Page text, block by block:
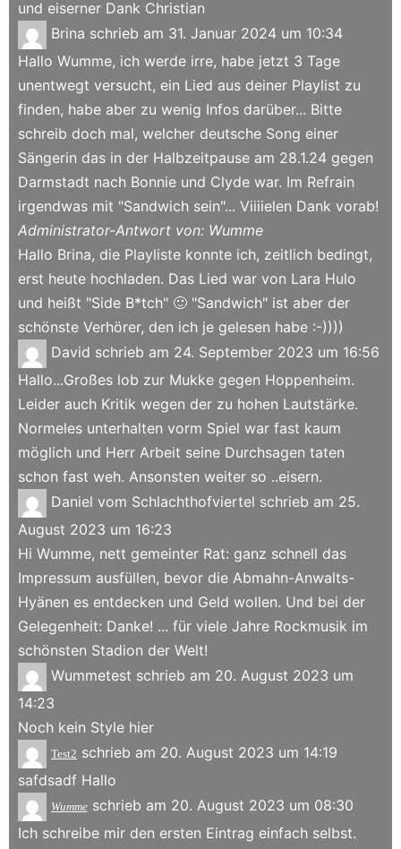
und eiserner Dank Christian
Brina schrieb am 31. Januar 2024 um 10:34
Hallo Wumme, ich werde irre, habe jetzt 3 Tage
unentwegt versucht, ein Lied aus deiner Playlist zu
finden, habe aber zu wenig Infos darüber... Bitte
schreib doch mal, welcher deutsche Song einer
Sängerin das in der Halbzeitpause am 28.1.24 gegen
Darmstadt nach Bonnie und Clyde war. Im Refrain
irgendwas mit "Sandwich sein"... Viiiielen Dank vorab!
Administrator-Antwort von: Wumme
Hallo Brina, die Playliste konnte ich, zeitlich bedingt,
erst heute hochladen. Das Lied war von Lara Hulo
und heißt "Side B*tch" 🙂 "Sandwich" ist aber der
schönste Verhörer, den ich je gelesen habe :-))))
David schrieb am 24. September 2023 um 16:56
Hallo...Großes lob zur Mukke gegen Hoppenheim.
Leider auch Kritik wegen der zu hohen Lautstärke.
Normeles unterhalten vorm Spiel war fast kaum
möglich und Herr Arbeit seine Durchsagen taten
schon fast weh. Ansonsten weiter so ..eisern.
Daniel vom Schlachthofviertel schrieb am 25.
August 2023 um 16:23
Hi Wumme, nett gemeinter Rat: ganz schnell das
Impressum ausfüllen, bevor die Abmahn-Anwalts-
Hyänen es entdecken und Geld wollen. Und bei der
Gelegenheit: Danke! ... für viele Jahre Rockmusik im
schönsten Stadion der Welt!
Wummetest schrieb am 20. August 2023 um
14:23
Noch kein Style hier
Test2 schrieb am 20. August 2023 um 14:19
safdsadf Hallo
Wumme schrieb am 20. August 2023 um 08:30
Ich schreibe mir den ersten Eintrag einfach selbst.